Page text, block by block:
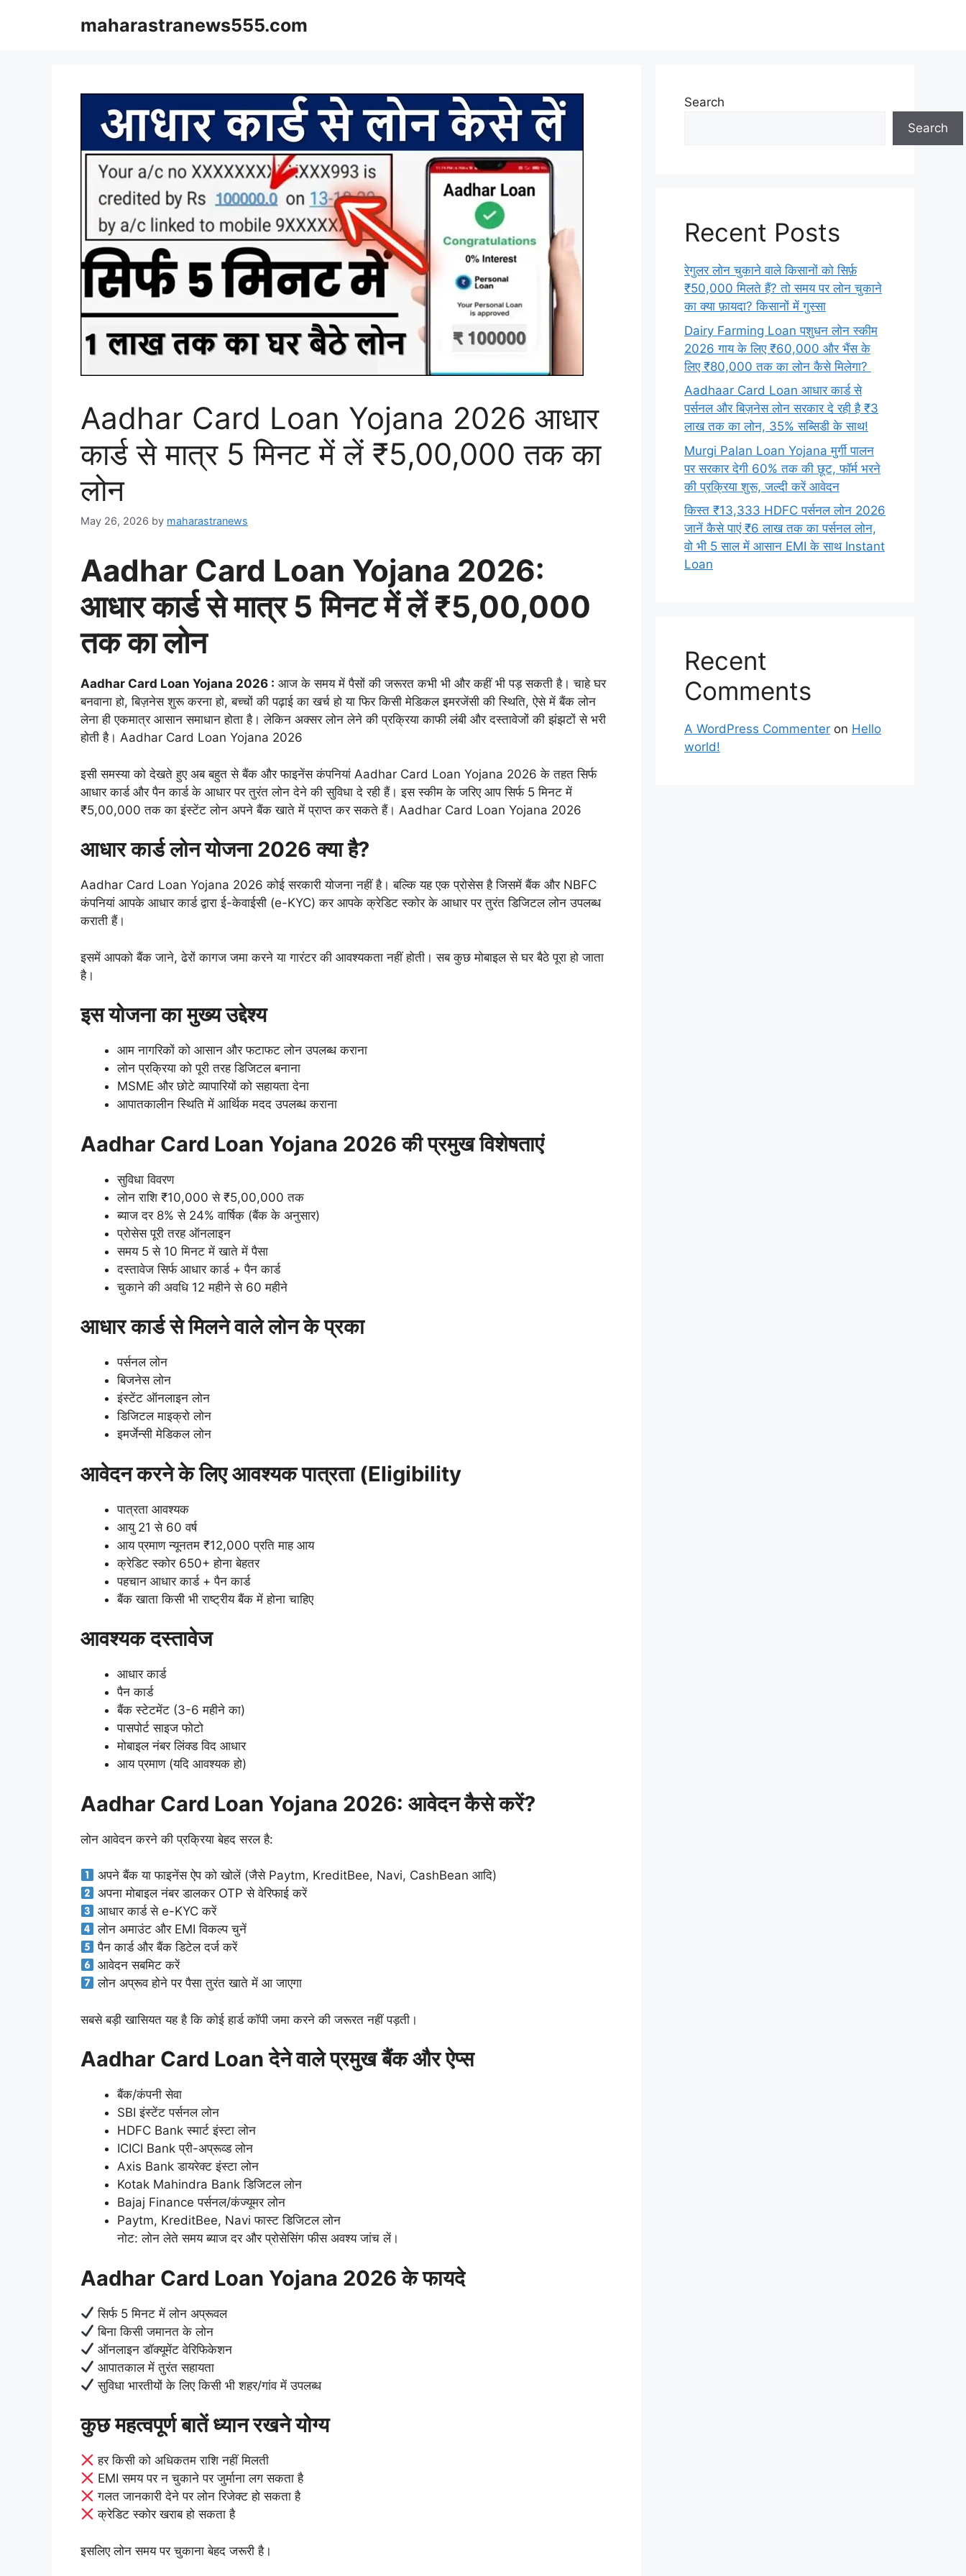
maharastranews555.com
Aadhar Card Loan Yojana 2026 आधार
कार्ड से मात्र 5 मिनट में लें ₹5,00,000 तक का
लोन
May 26, 2026 by maharastranews
Aadhar Card Loan Yojana 2026:
आधार कार्ड से मात्र 5 मिनट में लें ₹5,00,000
तक का लोन
Aadhar Card Loan Yojana 2026 : आज के समय में पैसों की जरूरत कभी भी और कहीं भी पड़ सकती है। चाहे घर
बनवाना हो, बिज़नेस शुरू करना हो, बच्चों की पढ़ाई का खर्च हो या फिर किसी मेडिकल इमरजेंसी की स्थिति, ऐसे में बैंक लोन
लेना ही एकमात्र आसान समाधान होता है। लेकिन अक्सर लोन लेने की प्रक्रिया काफी लंबी और दस्तावेजों की झंझटों से भरी
होती है। Aadhar Card Loan Yojana 2026
इसी समस्या को देखते हुए अब बहुत से बैंक और फाइनेंस कंपनियां Aadhar Card Loan Yojana 2026 के तहत सिर्फ
आधार कार्ड और पैन कार्ड के आधार पर तुरंत लोन देने की सुविधा दे रही हैं। इस स्कीम के जरिए आप सिर्फ 5 मिनट में
₹5,00,000 तक का इंस्टेंट लोन अपने बैंक खाते में प्राप्त कर सकते हैं। Aadhar Card Loan Yojana 2026
आधार कार्ड लोन योजना 2026 क्या है?
Aadhar Card Loan Yojana 2026 कोई सरकारी योजना नहीं है। बल्कि यह एक प्रोसेस है जिसमें बैंक और NBFC
कंपनियां आपके आधार कार्ड द्वारा ई-केवाईसी (e-KYC) कर आपके क्रेडिट स्कोर के आधार पर तुरंत डिजिटल लोन उपलब्ध
कराती हैं।
इसमें आपको बैंक जाने, ढेरों कागज जमा करने या गारंटर की आवश्यकता नहीं होती। सब कुछ मोबाइल से घर बैठे पूरा हो जाता
है।
इस योजना का मुख्य उद्देश्य
आम नागरिकों को आसान और फटाफट लोन उपलब्ध कराना
लोन प्रक्रिया को पूरी तरह डिजिटल बनाना
MSME और छोटे व्यापारियों को सहायता देना
आपातकालीन स्थिति में आर्थिक मदद उपलब्ध कराना
Aadhar Card Loan Yojana 2026 की प्रमुख विशेषताएं
सुविधा विवरण
लोन राशि ₹10,000 से ₹5,00,000 तक
ब्याज दर 8% से 24% वार्षिक (बैंक के अनुसार)
प्रोसेस पूरी तरह ऑनलाइन
समय 5 से 10 मिनट में खाते में पैसा
दस्तावेज सिर्फ आधार कार्ड + पैन कार्ड
चुकाने की अवधि 12 महीने से 60 महीने
आधार कार्ड से मिलने वाले लोन के प्रका
पर्सनल लोन
बिजनेस लोन
इंस्टेंट ऑनलाइन लोन
डिजिटल माइक्रो लोन
इमर्जेन्सी मेडिकल लोन
आवेदन करने के लिए आवश्यक पात्रता (Eligibility
पात्रता आवश्यक
आयु 21 से 60 वर्ष
आय प्रमाण न्यूनतम ₹12,000 प्रति माह आय
क्रेडिट स्कोर 650+ होना बेहतर
पहचान आधार कार्ड + पैन कार्ड
बैंक खाता किसी भी राष्ट्रीय बैंक में होना चाहिए
आवश्यक दस्तावेज
आधार कार्ड
पैन कार्ड
बैंक स्टेटमेंट (3-6 महीने का)
पासपोर्ट साइज फोटो
मोबाइल नंबर लिंक्ड विद आधार
आय प्रमाण (यदि आवश्यक हो)
Aadhar Card Loan Yojana 2026: आवेदन कैसे करें?
लोन आवेदन करने की प्रक्रिया बेहद सरल है:
अपने बैंक या फाइनेंस ऐप को खोलें (जैसे Paytm, KreditBee, Navi, CashBean आदि)
अपना मोबाइल नंबर डालकर OTP से वेरिफाई करें
आधार कार्ड से e-KYC करें
लोन अमाउंट और EMI विकल्प चुनें
पैन कार्ड और बैंक डिटेल दर्ज करें
आवेदन सबमिट करें
लोन अप्रूव होने पर पैसा तुरंत खाते में आ जाएगा
सबसे बड़ी खासियत यह है कि कोई हार्ड कॉपी जमा करने की जरूरत नहीं पड़ती।
Aadhar Card Loan देने वाले प्रमुख बैंक और ऐप्स
बैंक/कंपनी सेवा
SBI इंस्टेंट पर्सनल लोन
HDFC Bank स्मार्ट इंस्टा लोन
ICICI Bank प्री-अप्रूव्ड लोन
Axis Bank डायरेक्ट इंस्टा लोन
Kotak Mahindra Bank डिजिटल लोन
Bajaj Finance पर्सनल/कंज्यूमर लोन
Paytm, KreditBee, Navi फास्ट डिजिटल लोन
नोट: लोन लेते समय ब्याज दर और प्रोसेसिंग फीस अवश्य जांच लें।
Aadhar Card Loan Yojana 2026 के फायदे
सिर्फ 5 मिनट में लोन अप्रूवल
बिना किसी जमानत के लोन
ऑनलाइन डॉक्यूमेंट वेरिफिकेशन
आपातकाल में तुरंत सहायता
सुविधा भारतीयों के लिए किसी भी शहर/गांव में उपलब्ध
कुछ महत्वपूर्ण बातें ध्यान रखने योग्य
हर किसी को अधिकतम राशि नहीं मिलती
EMI समय पर न चुकाने पर जुर्माना लग सकता है
गलत जानकारी देने पर लोन रिजेक्ट हो सकता है
क्रेडिट स्कोर खराब हो सकता है
इसलिए लोन समय पर चुकाना बेहद जरूरी है।
Search
Search
Recent Posts
रेगुलर लोन चुकाने वाले किसानों को सिर्फ़
₹50,000 मिलते हैं? तो समय पर लोन चुकाने
का क्या फ़ायदा? किसानों में गुस्सा
Dairy Farming Loan पशुधन लोन स्कीम
2026 गाय के लिए ₹60,000 और भैंस के
लिए ₹80,000 तक का लोन कैसे मिलेगा?
Aadhaar Card Loan आधार कार्ड से
पर्सनल और बिज़नेस लोन सरकार दे रही है ₹3
लाख तक का लोन, 35% सब्सिडी के साथ!
Murgi Palan Loan Yojana मुर्गी पालन
पर सरकार देगी 60% तक की छूट, फॉर्म भरने
की प्रक्रिया शुरू, जल्दी करें आवेदन
किस्त ₹13,333 HDFC पर्सनल लोन 2026
जानें कैसे पाएं ₹6 लाख तक का पर्सनल लोन,
वो भी 5 साल में आसान EMI के साथ Instant
Loan
Recent
Comments
A WordPress Commenter on Hello
world!